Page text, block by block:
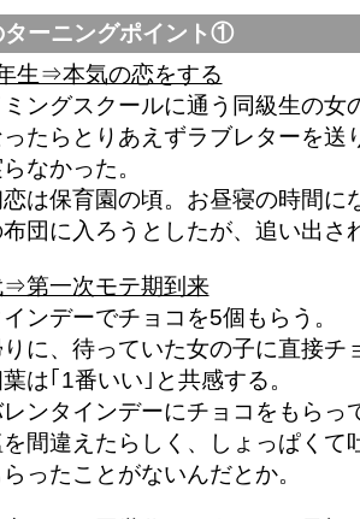
ターニングポイント①
生⇒本気の恋をする
ミングスクールに通う同級生の女
たらとりあえずラブレターを送
なかった。
は保育園の頃。お昼寝の時間に
団に入ろうとしたが、追い出さ
⇒第一次モテ期到来
ンデーでチョコを5個もらう。
に、待っていた女の子に直接チ
は｢1番いい｣と共感する。
ンタインデーにチョコをもらっ
間違えたらしく、しょっぱくて
ったことがないんだとか。